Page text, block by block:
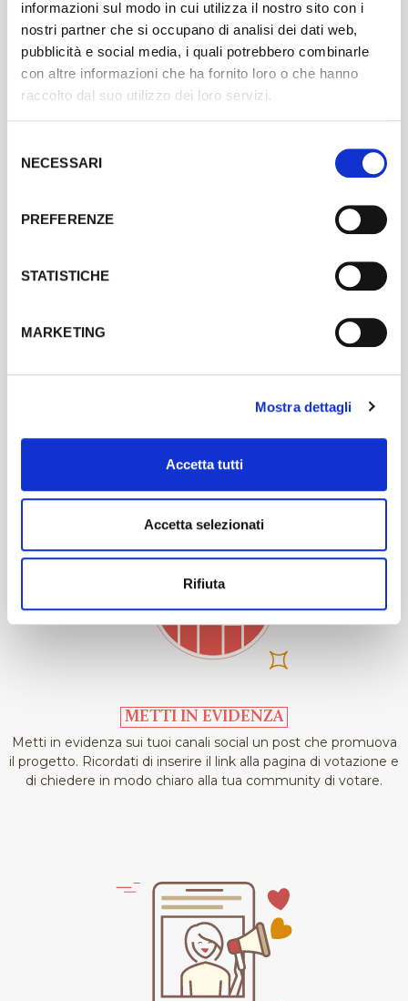
informazioni sul modo in cui utilizza il nostro sito con i
nostri partner che si occupano di analisi dei dati web,
pubblicità e social media, i quali potrebbero combinarle
con altre informazioni che ha fornito loro o che hanno
raccolto dal suo utilizzo dei loro servizi.
delNECESSARI
PREFERENZE
STATISTICHE
MARKETING
Mostra dettagli
Accetta tutti
Accetta selezionati
Rifiuta
Utilizza la newsletter e i social media per raccontare il tuo
progetto e il concorso. Chiedi a tutta la tua community di
votare e di condividere il concorso tra i loro amici.
Condividi ogni contenuto utilizzando l'hashtag ufficiale
da tutte le persone che lo utilizzeranno e potrai ampliare la
METTI IN EVIDENZA
Metti in evidenza sui tuoi canali social un post che promuova
il progetto. Ricordati di inserire il link alla pagina di votazione e
di chiedere in modo chiaro alla tua community di votare.